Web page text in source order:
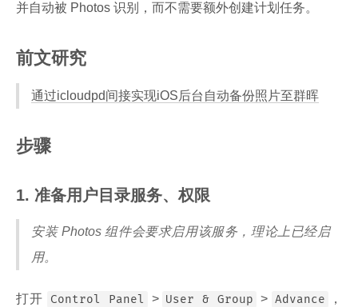
并自动被 Photos 识别，而不需要额外创建计划任务。
前文研究
通过icloudpd间接实现iOS后台自动备份照片至群晖
步骤
1. 准备用户目录服务、权限
安装 Photos 组件会要求启用该服务，理论上已经启
用。
打开 Control Panel > User & Group > Advance
，